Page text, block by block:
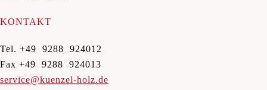
KONTAKT
Tel. +49 9288 924012
Fax +49 9288 924013
service@kuenzel-holz.de